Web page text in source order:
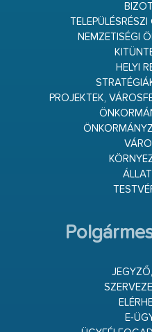
NEMZETISÉGI
HELYI
PROJEKTEK,
E-